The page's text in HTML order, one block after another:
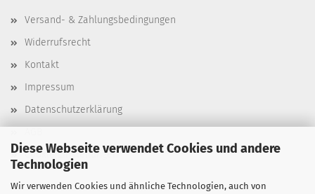
Diese Webseite verwendet Cookies und andere
Technologien
Wir verwenden Cookies und ähnliche Technologien, auch von
Versand- & Zahlungsbedingungen
Widerrufsrecht
Kontakt
Impressum
Datenschutzerklärung
Cookie Einstellungen